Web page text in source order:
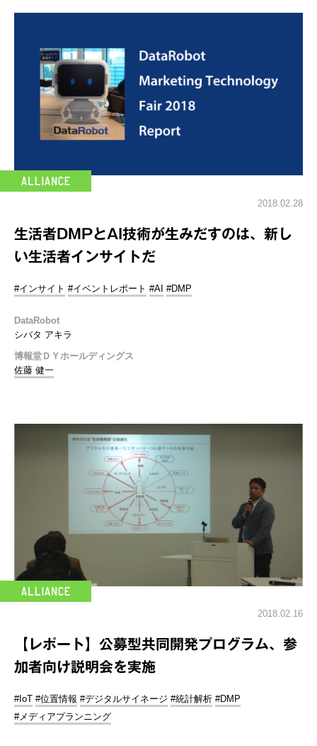
2018.02.28
生活者DMPとAI技術が生みだすのは、新し
い生活者インサイトだ
#インサイト #イベントレポート #AI #DMP
DataRobot
シバタ アキラ
博報堂ＤＹホールディングス
佐藤 健一
2018.02.16
【レポート】公募型共同開発プログラム、参
加者向け説明会を実施
#IoT #位置情報 #デジタルサイネージ #統計解析 #DMP
#メディアプランニング